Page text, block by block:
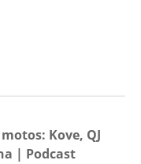
Kove, QJ
| Podcast